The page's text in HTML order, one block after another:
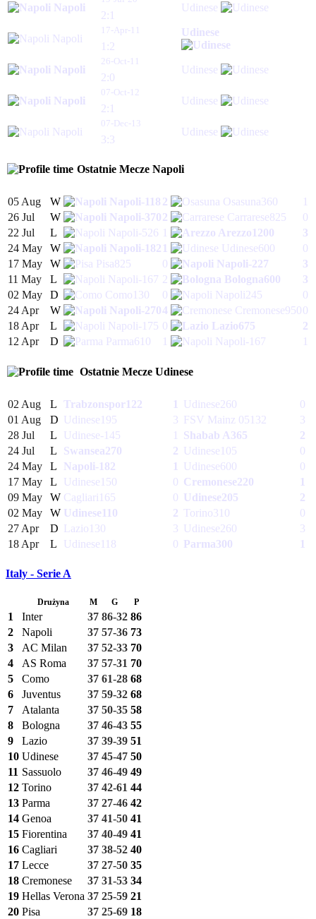
Napoli
2:1
Udinese
Napoli
17-Apr-11
1:2
Udinese
Napoli
26-Oct-11
2:0
Udinese
Napoli
07-Oct-12
2:1
Udinese
Napoli
07-Dec-13
3:3
Udinese
Ostatnie Mecze Napoli
05 Aug W Napoli-118 2 Osasuna 360
1
26 Jul
W Napoli-3702 Carrarese825
0
22 Jul
L Napoli-526 1 Arezzo 1200
3
24 May
W Napoli-182 1 Udinese600
0
17 May
W Pisa825 0 Napoli-227
3
11 May
L Napoli-167 2 Bologna600
3
02 May
D Como 130 0 Napoli245
0
24 Apr
W Napoli-2704 Cremonese9500
18 Apr
L Napoli-175 0 Lazio675
2
12 Apr
D Parma610 1 Napoli-167 1
Ostatnie Mecze Udinese
02 Aug L Trabzonspor 122 1 Udinese260
0
01 Aug
D Udinese 195 3 FSV Mainz 05 132
3
28 Jul
L Udinese-145 1 Shabab A365
2
24 Jul
L Swansea270 2 Udinese 105
0
24 May
L Napoli-182 1 Udinese600
0
17 May
L Udinese 150 0 Cremonese220
1
09 May
W Cagliari 165 0 Udinese205
2
02 May
W Udinese 110 2 Torino 310
0
27 Apr
D Lazio 130 3 Udinese260
3
18 Apr
L Udinese 118 0 Parma300 1
Italy - Serie A
Drużyna M G P
1 Inter 37 86-32 86
2
Napoli 37 57-36 73
3
AC Milan 37 52-33 70
4
AS Roma 37 57-31 70
5
Como 37 61-28 68
6
Juventus 37 59-32 68
7
Atalanta 37 50-35 58
8
Bologna 37 46-43 55
9
Lazio 37 39-39 51
10 Udinese 37 45-47 50
11 Sassuolo 37 46-49 49
12 Torino 37 42-61 44
13 Parma 37 27-46 42
14 Genoa 37 41-50 41
15 Fiorentina 37 40-49 41
16 Cagliari 37 38-52 40
17 Lecce 37 27-50 35
18 Cremonese 37 31-53 34
19 Hellas Verona 37 25-59 21
20 Pisa 37 25-69 18